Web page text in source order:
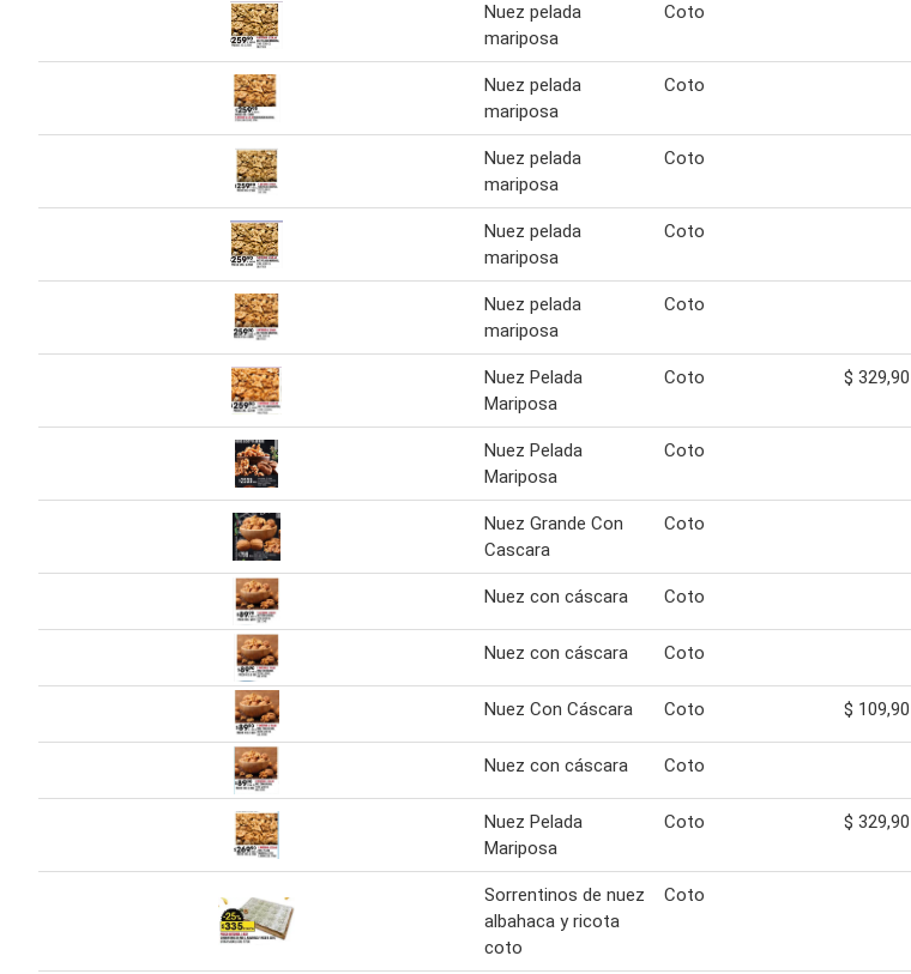
Nuez pelada
mariposa
Coto
Nuez pelada
mariposa
Coto
Nuez pelada
mariposa
Coto
Nuez pelada
mariposa
Coto
Nuez pelada
mariposa
Coto
Nuez Pelada
Mariposa
Coto $ 329,90
Nuez Pelada
Mariposa
Coto
Nuez Grande Con
Cascara
Coto
Nuez con cáscara Coto
Nuez con cáscara Coto
Nuez Con Cáscara Coto $ 109,90
Nuez con cáscara Coto
Nuez Pelada
Mariposa
Coto $ 329,90
Sorrentinos de nuez
albahaca y ricota
coto
Coto